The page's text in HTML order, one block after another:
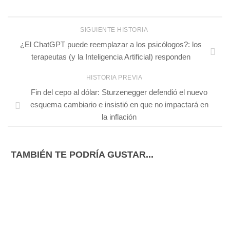
SIGUIENTE HISTORIA
¿El ChatGPT puede reemplazar a los psicólogos?: los
terapeutas (y la Inteligencia Artificial) responden
HISTORIA PREVIA
Fin del cepo al dólar: Sturzenegger defendió el nuevo
esquema cambiario e insistió en que no impactará en
la inflación
TAMBIÉN TE PODRÍA GUSTAR...